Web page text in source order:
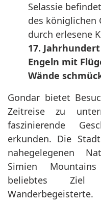
Selassie
des königlichen
durch erlesene
17.
Engeln mit
Wände
Gondar bietet
Zeitreise zu
faszinierende
erkunden. Die
nahegelegenen
Simien
beliebtes
Wanderbegeisterte.